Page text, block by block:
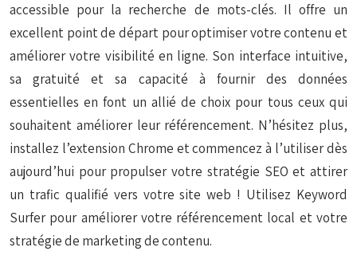
accessible pour la recherche de mots-clés. Il offre un
excellent point de départ pour optimiser votre contenu et
améliorer votre visibilité en ligne. Son interface intuitive,
sa gratuité et sa capacité à fournir des données
essentielles en font un allié de choix pour tous ceux qui
souhaitent améliorer leur référencement. N’hésitez plus,
installez l’extension Chrome et commencez à l’utiliser dès
aujourd’hui pour propulser votre stratégie SEO et attirer
un trafic qualifié vers votre site web ! Utilisez Keyword
Surfer pour améliorer votre référencement local et votre
stratégie de marketing de contenu.